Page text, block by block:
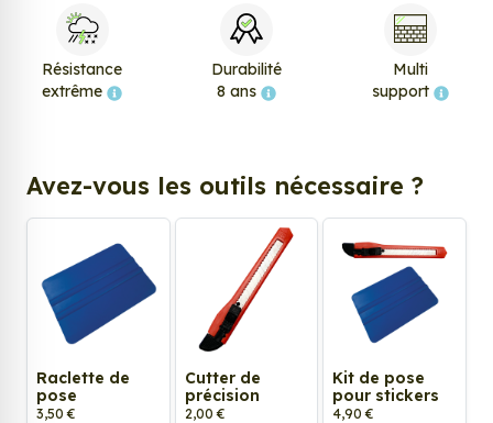
Résistance
extrême
Durabilité
8 ans
Multi
support
Avez-vous les outils nécessaire ?
Raclette de
pose
3,50 €
Cutter de
précision
2,00 €
Kit de pose
pour stickers
4,90 €